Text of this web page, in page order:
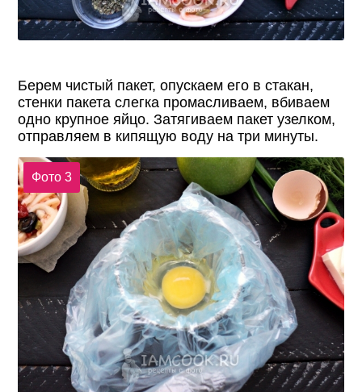
Берем чистый пакет, опускаем его в стакан,
стенки пакета слегка промасливаем, вбиваем
одно крупное яйцо. Затягиваем пакет узелком,
отправляем в кипящую воду на три минуты.
Фото 3